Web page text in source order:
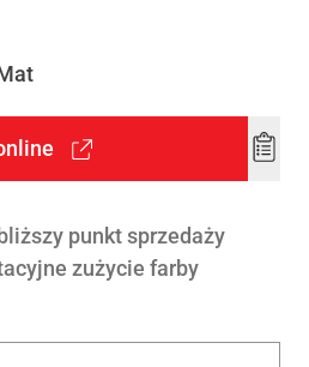
Add
punkt sprzedaży
zużycie farby